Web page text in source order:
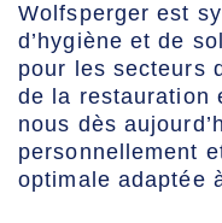
Wolfsperger est
d’hygiène et de
pour les secteurs
de la restauration
nous dès
personnellement
optimale adaptée